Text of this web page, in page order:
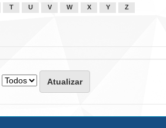
T U V W X Y Z